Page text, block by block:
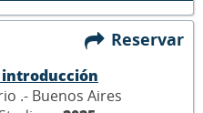
Reservar
introducción
.- Buenos Aires